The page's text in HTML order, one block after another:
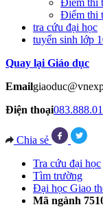
Điểm thi
tra cứu đại học
tuyển sinh lớp
Quay lại Giáo dục
Email
Điện thoại
Chia sẻ
Tra cứu đại học
Tìm trường
Đại học Giao
Mã ngành